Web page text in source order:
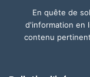
En quête de
d'information en
contenu